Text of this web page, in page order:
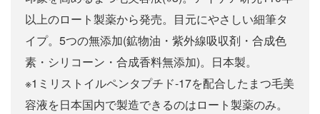
以上のロート製薬から発売。目元にやさしい細筆タ
イプ。5つの無添加(鉱物油・紫外線吸収剤・合成色
素・シリコーン・合成香料無添加)。日本製。
※1ミリストイルペンタプチド-17を配合したまつ毛美
容液を日本国内で製造できるのはロート製薬のみ。